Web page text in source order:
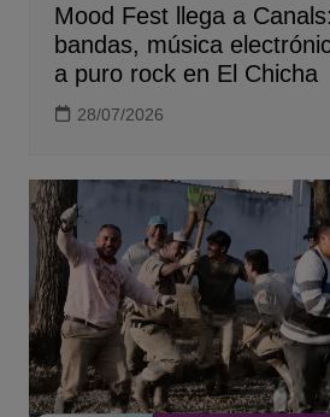
Mood Fest llega a
bandas, música
a puro rock en El Chicha
28/07/2026